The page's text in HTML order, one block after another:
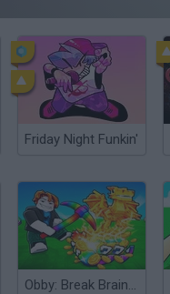
Friday Night Funkin'
Obby: Break Brainrot Eggs!